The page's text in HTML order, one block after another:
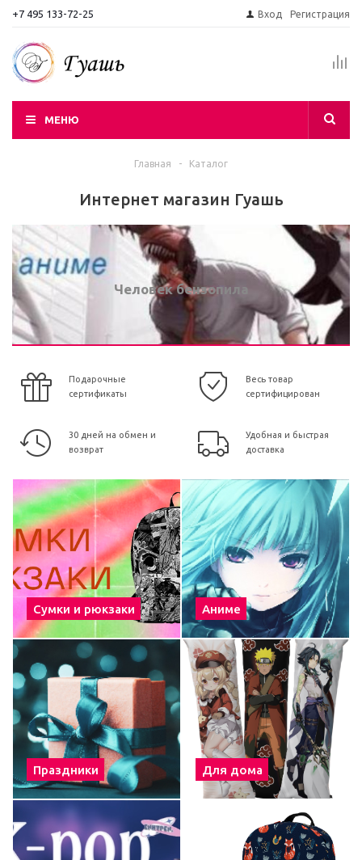
+7 495 133-72-25 Вход Регистрация
МЕНЮ
Главная - Каталог
Интернет магазин Гуашь
Человек бензопила
Подарочные
сертификаты
Весь товар
сертифицирован
30 дней на обмен и
возврат
Удобная и быстрая
доставка
Сумки и рюкзаки Аниме
Праздники Для дома